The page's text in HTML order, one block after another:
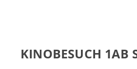
KINOBESUCH 1AB